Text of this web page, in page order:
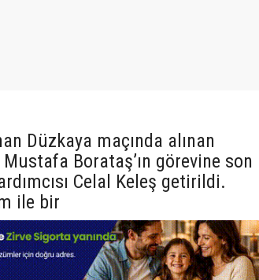
Düzkaya maçında alınan
Borataş’ın görevine son
Celal Keleş getirildi.
ile bir